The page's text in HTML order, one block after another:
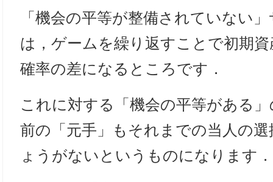
「機会の平等が整備されていない
は，ゲームを繰り返すことで初期
確率の差になるところです．
これに対する「機会の平等がある
前の「元手」もそれまでの当人の
ょうがないというものになります．